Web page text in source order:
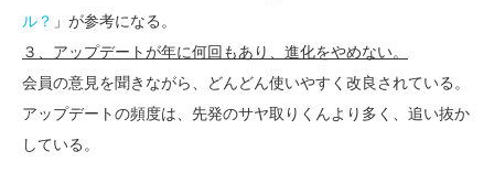
ル？ 」が参考になる。
３、アップデートが年に何回もあり、進化をやめない。
会員の意見を聞きながら、どんどん使いやすく改良されている。
アップデートの頻度は、先発のサヤ取りくんより多く、追い抜か
している。